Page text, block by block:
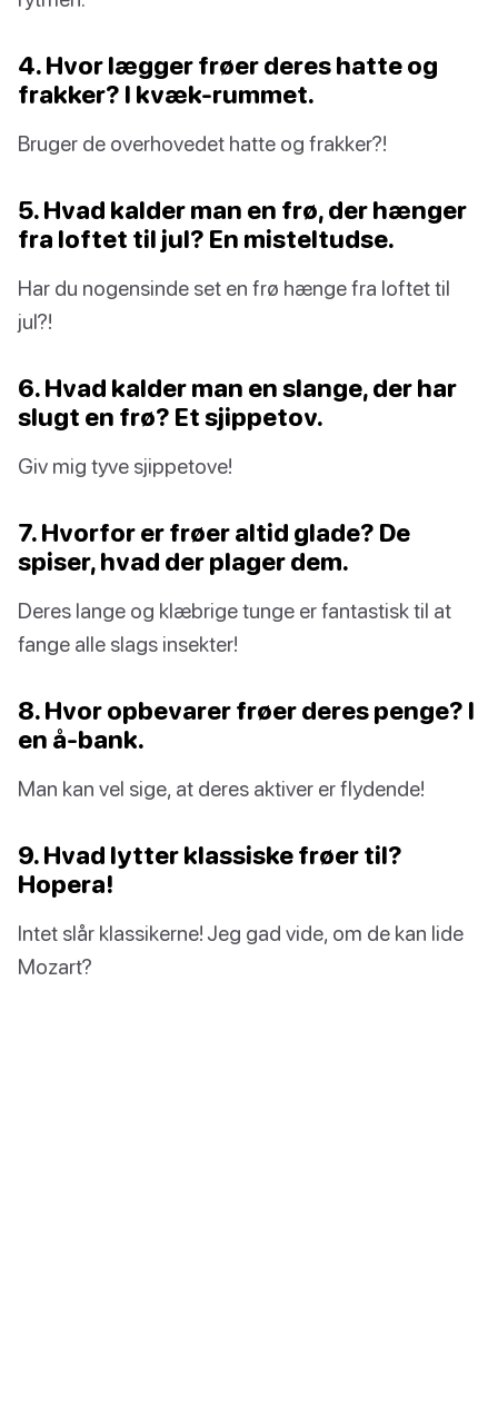
4. Hvor lægger frøer deres hatte og
frakker? I kvæk-rummet.
Bruger de overhovedet hatte og frakker?!
5. Hvad kalder man en frø, der hænger
fra loftet til jul? En misteltudse.
Har du nogensinde set en frø hænge fra loftet til
jul?!
6. Hvad kalder man en slange, der har
slugt en frø? Et sjippetov.
Giv mig tyve sjippetove!
7. Hvorfor er frøer altid glade? De
spiser, hvad der plager dem.
Deres lange og klæbrige tunge er fantastisk til at
fange alle slags insekter!
8. Hvor opbevarer frøer deres penge? I
en å-bank.
Man kan vel sige, at deres aktiver er flydende!
9. Hvad lytter klassiske frøer til?
Hopera!
Intet slår klassikerne! Jeg gad vide, om de kan lide
Mozart?